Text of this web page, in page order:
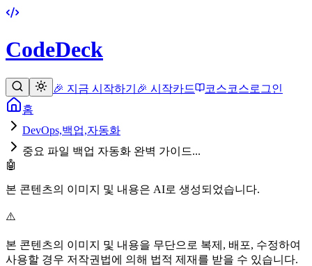
CodeDeck
🎉 지금 시작하기 🎉 시작카드 코스코스로그인
홈
DevOps,백업,자동화
중요 파일 백업 자동화 완벽 가이드...
🤖
본 콘텐츠의 이미지 및 내용은 AI로 생성되었습니다.
⚠️
본 콘텐츠의 이미지 및 내용을 무단으로 복제, 배포, 수정하여
사용할 경우 저작권법에 의해 법적 제재를 받을 수 있습니다.